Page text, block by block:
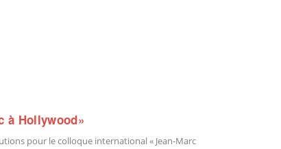
à Hollywood»
pour le colloque international « Jean-Marc